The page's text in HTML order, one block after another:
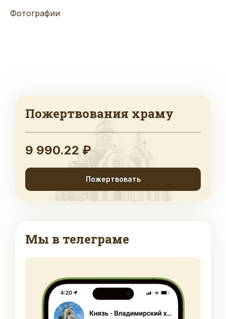
Фотографии
Пожертвования храму
9 990.22 ₽
Пожертвовать
Мы в телеграме